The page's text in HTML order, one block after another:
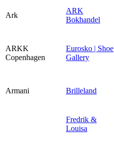
Ark
ARK
Bokhandel
ARKK
Copenhagen
Eurosko | Shoe
Gallery
Armani Brilleland
Fredrik &
Louisa